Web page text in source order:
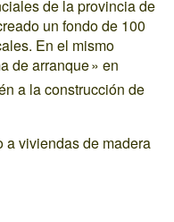
de la provincia de
un fondo de 100
En el mismo
de arranque » en
a la construcción de
a viviendas de madera